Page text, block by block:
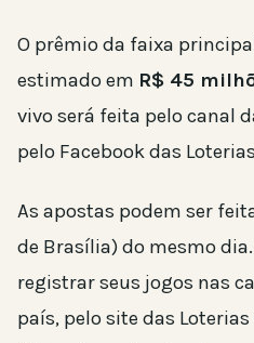
O prêmio da faixa
estimado em R$ 45
vivo será feita pelo canal
pelo Facebook das
As apostas podem ser
de Brasília) do mesmo
registrar seus jogos nas
país, pelo site das